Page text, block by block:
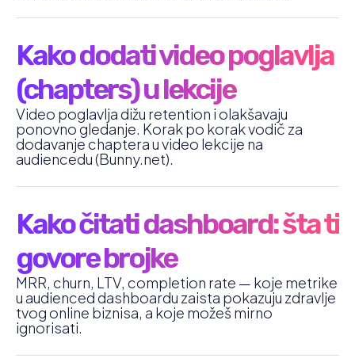
Kako dodati video poglavlja
(chapters) u lekcije
Video poglavlja dižu retention i olakšavaju
ponovno gledanje. Korak po korak vodič za
dodavanje chaptera u video lekcije na
audiencedu (Bunny.net).
Kako čitati dashboard: šta ti
govore brojke
MRR, churn, LTV, completion rate — koje metrike
u audienced dashboardu zaista pokazuju zdravlje
tvog online biznisa, a koje možeš mirno
ignorisati.